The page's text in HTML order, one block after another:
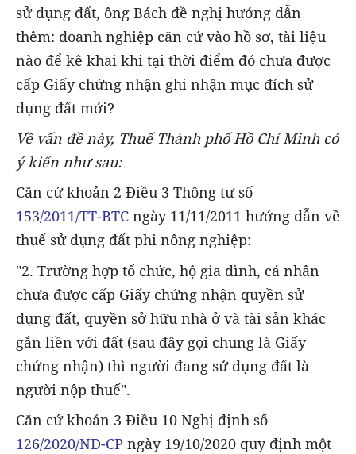
sử dụng đất, ông Bách đề nghị hướng dẫn
thêm: doanh nghiệp căn cứ vào hồ sơ, tài liệu
nào để kê khai khi tại thời điểm đó chưa được
cấp Giấy chứng nhận ghi nhận mục đích sử
dụng đất mới?
Về vấn đề này, Thuế Thành phố Hồ Chí Minh có
ý kiến như sau:
Căn cứ khoản 2 Điều 3 Thông tư số
153/2011/TT-BTC ngày 11/11/2011 hướng dẫn về
thuế sử dụng đất phi nông nghiệp:
"2. Trường hợp tổ chức, hộ gia đình, cá nhân
chưa được cấp Giấy chứng nhận quyền sử
dụng đất, quyền sở hữu nhà ở và tài sản khác
gắn liền với đất (sau đây gọi chung là Giấy
chứng nhận) thì người đang sử dụng đất là
người nộp thuế".
Căn cứ khoản 3 Điều 10 Nghị định số
126/2020/NĐ-CP ngày 19/10/2020 quy định một